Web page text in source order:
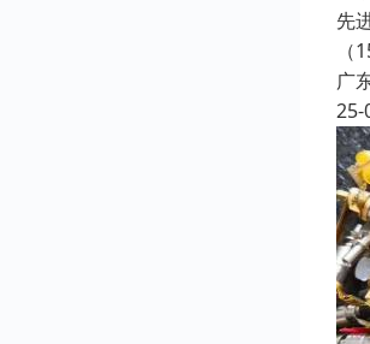
先
广
25-